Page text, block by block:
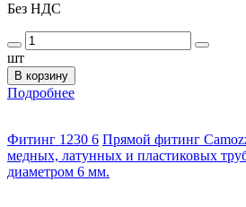
Без НДС
шт
В корзину
Подробнее
Фитинг 1230 6 Прямой фитинг
медных, латунных и пластиковых
диаметром 6 мм.